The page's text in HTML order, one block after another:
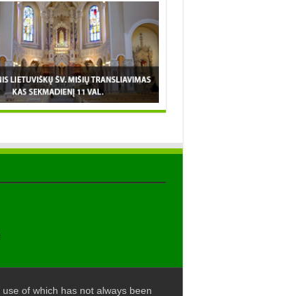
of which has not always been